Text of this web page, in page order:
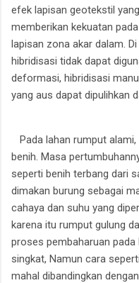
efek lapisan geotekstil
memberikan kekuatan
lapisan zona akar dalam.
hibridisasi tidak dapat
deformasi, hibridisasi
yang aus dapat dipulihkan
Pada lahan rumput
benih. Masa
seperti benih terbang dari
dimakan burung sebagai
cahaya dan suhu yang
karena itu rumput gulung
proses pembaharuan
singkat, Namun cara
mahal dibandingkan